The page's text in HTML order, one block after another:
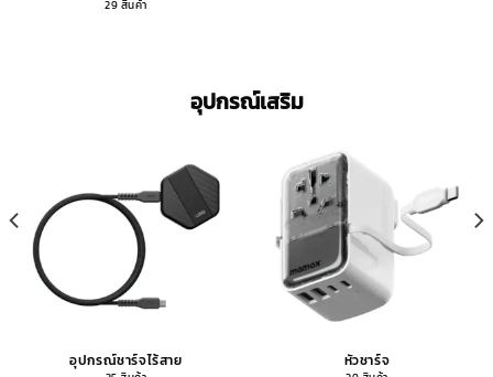
29 สินค้า
อุปกรณ์เสริม
อุปกรณ์ชาร์จไร้สาย หัวชาร์จ